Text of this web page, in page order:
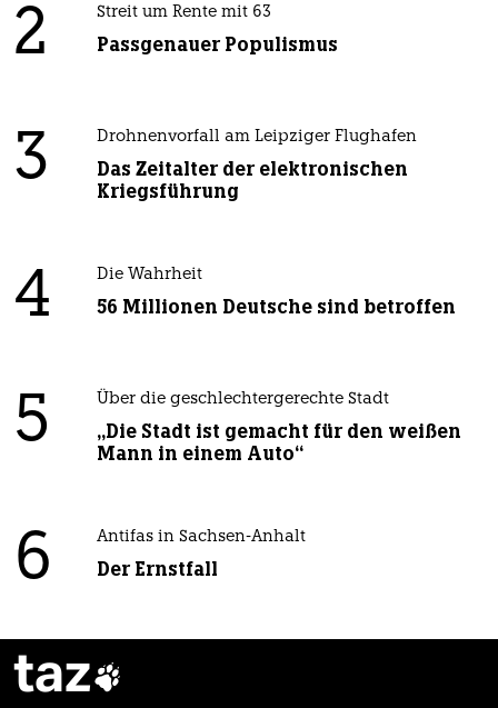
2 Streit um Rente mit 63
Passgenauer Populismus
3 Drohnenvorfall am Leipziger Flughafen
Das Zeitalter der elektronischen
Kriegsführung
4 Die Wahrheit
56 Millionen Deutsche sind betroffen
5 Über die geschlechtergerechte Stadt
„Die Stadt ist gemacht für den weißen
Mann in einem Auto“
6 Antifas in Sachsen-Anhalt
Der Ernstfall
taz